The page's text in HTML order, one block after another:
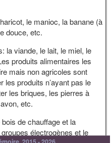
le manioc, la banane (à
douce, etc.
la viande, le lait, le miel, le
produits alimentaires les
mais non agricoles sont
les produits n’ayant pas le
les briques, les pierres à
etc.
de chauffage et la
électrogènes et le